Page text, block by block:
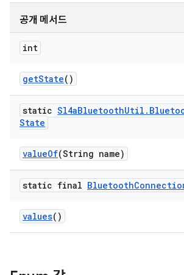
공개 메서드
int
getState()
static Sl4aBluetoothUtil .
State
valueOf(String name)
static final Bluetooth
values()